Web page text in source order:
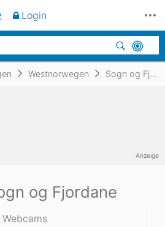
Westnorwegen Sogn og Fjordane
og Fjordane
Webcams
Anzeige
Login